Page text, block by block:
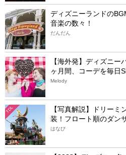
ディズニーランドの
音楽の数々！
だんだん
【海外発】ディズニー
ヶ月間、コーデを毎日
Melody
TDL
【写真解説】ドリー
装！フロート順のダン
はなび